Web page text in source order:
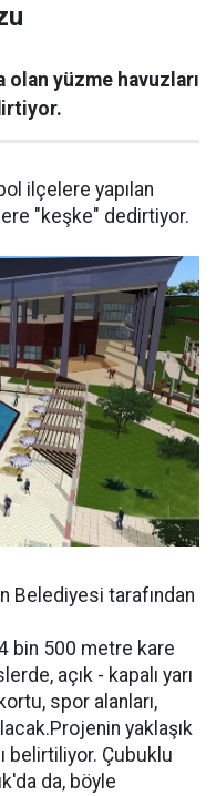
yüzme havuzları
ilçelere yapılan
"keşke" dedirtiyor.
Belediyesi tarafından
bin 500 metre kare
açık - kapalı yarı
spor alanları,
yaklaşık
belirtiliyor. Çubuklu
da, böyle